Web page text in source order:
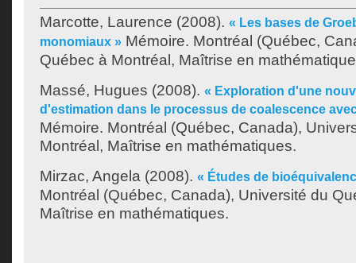
Marcotte, Laurence (2008). « Les bases de
monomiaux » Mémoire. Montréal (Québec,
Québec à Montréal, Maîtrise en
Massé, Hugues (2008). « Exploration d'une
d'estimation dans le processus de coalescence
Mémoire. Montréal (Québec, Canada),
Montréal, Maîtrise en mathématiques.
Mirzac, Angela (2008). « Études de
Montréal (Québec, Canada), Université du
Maîtrise en mathématiques.